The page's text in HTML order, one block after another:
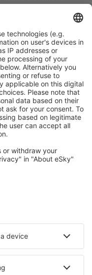
für eingeloggte
Nutzern